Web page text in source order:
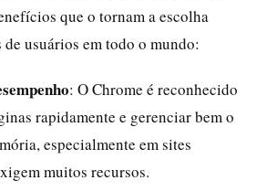
que o tornam a escolha
usuários em todo o mundo:
: O Chrome é reconhecido
rapidamente e gerenciar bem o
especialmente em sites
muitos recursos.